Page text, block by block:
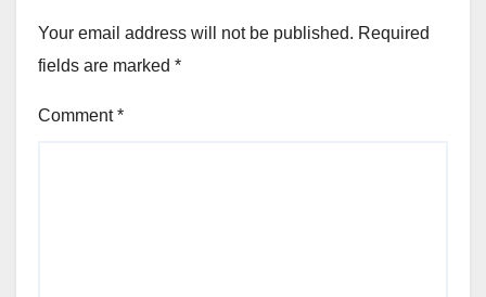
Your email address will not be published. Required
fields are marked *
Comment*